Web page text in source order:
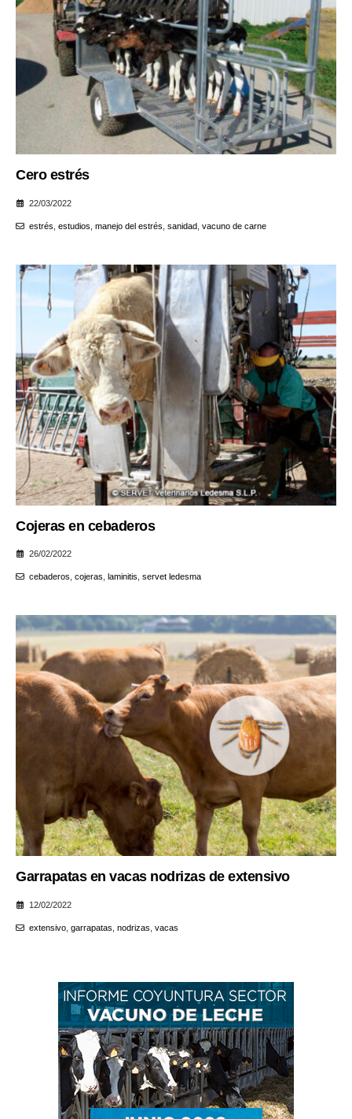
Cero estrés
22/03/2022
estrés estudios manejo del estrés sanidad, vacuno de carne
Cojeras en cebaderos
26/02/2022
cebaderos, cojeras, laminitis, servet ledesma
Garrapatas en vacas nodrizas de extensivo
12/02/2022
extensivo, garrapatas nodrizas vacas